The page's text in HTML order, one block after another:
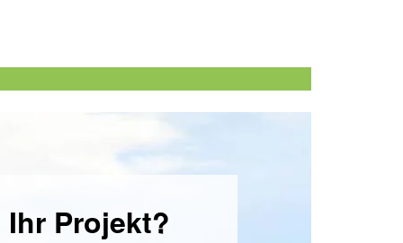
Projekt?